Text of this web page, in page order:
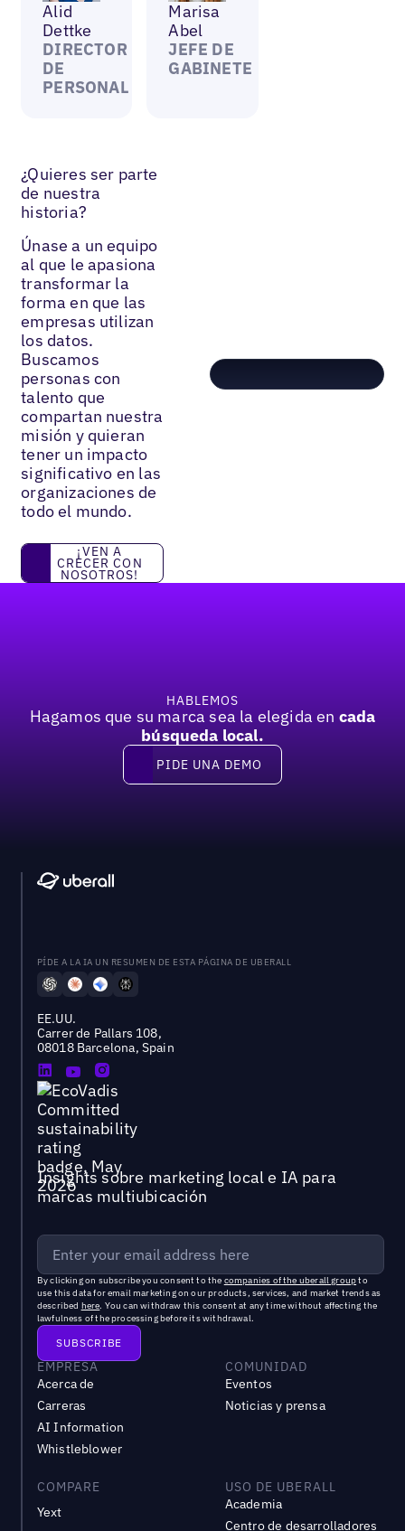
Alid
Dettke
DIRECTOR
DE
PERSONAL
Marisa
Abel
JEFE DE
GABINETE
¿Quieres ser parte
de nuestra
historia?
Únase a un equipo
al que le apasiona
transformar la
forma en que las
empresas utilizan
los datos.
Buscamos
personas con
talento que
compartan nuestra
misión y quieran
tener un impacto
significativo en las
organizaciones de
todo el mundo.
¡Ven a crecer con nosotros!
¡VEN A
CRECER CON
NOSOTROS!
HABLEMOS
Hagamos que su marca sea la elegida en cada
búsqueda local.
Pide una demo
PIDE UNA DEMO
PÍDE A LA IA UN RESUMEN DE ESTA PÁGINA DE UBERALL
EE.UU.
Carrer de Pallars 108,
08018 Barcelona, Spain
Insights sobre marketing local e IA para
marcas multiubicación
By clicking on subscribe you consent to the companies of the uberall groupto
use this data for email marketing on our products, services, and market trends as
described here. You can withdraw this consent at any time without affecting the
lawfulness of the processing before its withdrawal.
EMPRESA
Acerca de
Carreras
AI Information
Whistleblower
COMUNIDAD
Eventos
Noticias y prensa
COMPARE
Yext
USO DE UBERALL
Academia
Centro de desarrolladores